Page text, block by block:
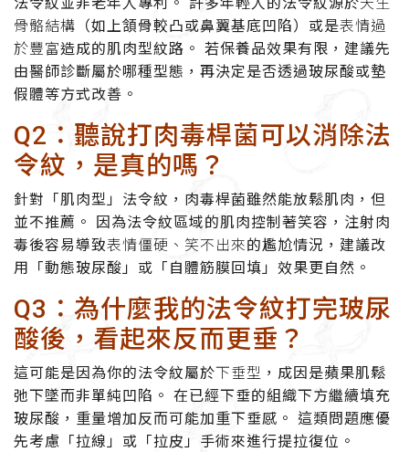
法令紋並非老年人專利。 許多年輕人的法令紋源於天生
骨骼結構 （如上頷骨較凸或鼻翼基底凹陷）或是表情過
於豐富造成的肌肉型紋路。 若保養品效果有限，建議先
由醫師診斷屬於哪種型態，再決定是否透過玻尿酸或墊
假體等方式改善。
Q2：聽說打肉毒桿菌可以消除法
令紋，是真的嗎？
針對「肌肉型」法令紋，肉毒桿菌雖然能放鬆肌肉，但
並不推薦。 因為法令紋區域的肌肉控制著笑容，注射肉
毒後容易導致表情僵硬、笑不出來的尷尬情況，建議改
用「動態玻尿酸」或「自體筋膜回填」效果更自然。
Q3：為什麼我的法令紋打完玻尿
酸後，看起來反而更垂？
這可能是因為你的法令紋屬於下垂型 ，成因是蘋果肌鬆
弛下墜而非單純凹陷。 在已經下垂的組織下方繼續填充
玻尿酸，重量增加反而可能加重下垂感。 這類問題應優
先考慮「拉線」或「拉皮」手術來進行提拉復位。